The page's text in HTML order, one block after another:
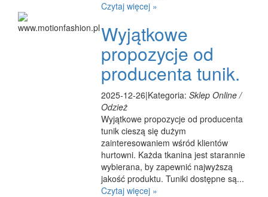
Czytaj więcej »
Wyjątkowe
propozycje od
producenta tunik.
2025-12-26|Kategoria:Sklep Online /
Odzież
Wyjątkowe propozycje od producenta
tunik cieszą się dużym
zainteresowaniem wśród klientów
hurtowni. Każda tkanina jest starannie
wybierana, by zapewnić najwyższą
jakość produktu. Tuniki dostępne są...
Czytaj więcej »